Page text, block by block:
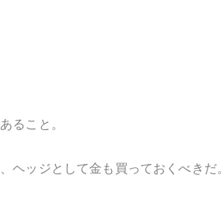
ること。
ヘッジとして金も買っておくべきだ。